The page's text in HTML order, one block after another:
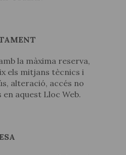
la màxima reserva,
els mitjans tècnics i
alteració, accés no
aquest Lloc Web.